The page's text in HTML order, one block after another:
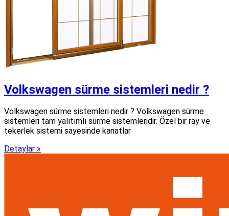
Volkswagen sürme sistemleri nedir ?
Volkswagen sürme sistemleri nedir ? Volkswagen sürme
sistemleri tam yalıtımlı sürme sistemleridir. Özel bir ray ve
tekerlek sistemi sayesinde kanatlar
Detaylar »